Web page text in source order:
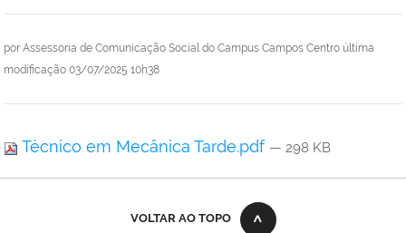
por Assessoria de Comunicação Social do Campus Campos Centro última
modificação 03/07/2025 10h38
Técnico em Mecânica Tarde.pdf — 298 KB
VOLTAR AO TOPO